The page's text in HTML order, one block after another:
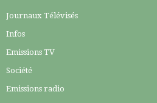
Journaux Télévisés
Infos
Emissions TV
Société
Emissions radio